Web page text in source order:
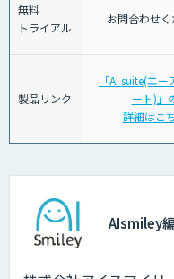
無料
トライアル
お問合わせ
製品リンク
「AI suite(エー
ート)」
詳細はこ
AIsmiley